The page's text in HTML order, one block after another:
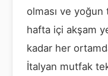
olması ve yoğun
hafta içi akşam
kadar her
İtalyan mutfak